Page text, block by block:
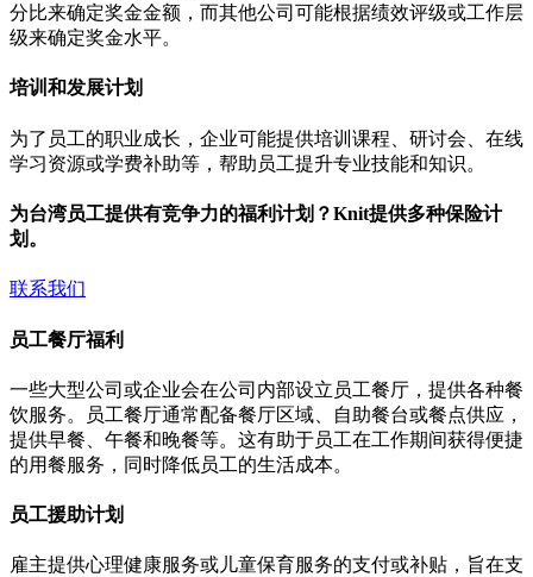
分比来确定奖金金额，而其他公司可能根据绩效评级或工作层
级来确定奖金水平。
培训和发展计划
为了员工的职业成长，企业可能提供培训课程、研讨会、在线
学习资源或学费补助等，帮助员工提升专业技能和知识。
为台湾员工提供有竞争力的福利计划？Knit提供多种保险计
划。
联系我们
员工餐厅福利
一些大型公司或企业会在公司内部设立员工餐厅，提供各种餐
饮服务。员工餐厅通常配备餐厅区域、自助餐台或餐点供应，
提供早餐、午餐和晚餐等。这有助于员工在工作期间获得便捷
的用餐服务，同时降低员工的生活成本。
员工援助计划
雇主提供心理健康服务或儿童保育服务的支付或补贴，旨在支